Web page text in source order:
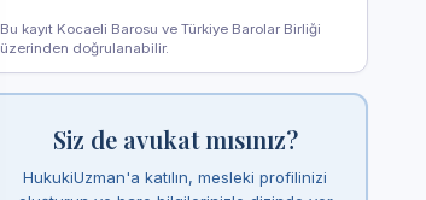
Bu kayıt Kocaeli Barosu ve Türkiye Barolar Birliği
üzerinden doğrulanabilir.
Siz de avukat mısınız?
HukukiUzman'a katılın, mesleki profilinizi